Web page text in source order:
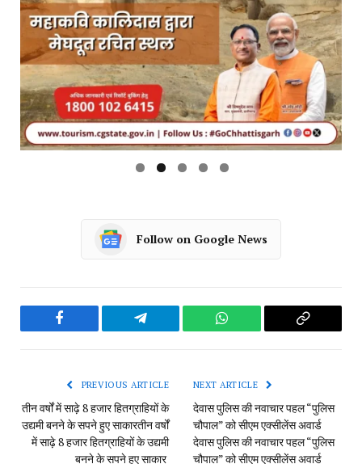
Follow on Google News
Facebook Telegram WhatsApp
Copy
PREVIOUS ARTICLE
तीन वर्षों में साढ़े 8 हजार हितग्राहियों के
उद्यमी बनने के सपने हुए साकार​तीन वर्षों
में साढ़े 8 हजार हितग्राहियों के उद्यमी
बनने के सपने हुए साकार
NEXT ARTICLE
देवास पुलिस की नवाचार पहल “पुलिस
चौपाल” को सीएम एक्सीलेंस अवार्ड​
देवास पुलिस की नवाचार पहल “पुलिस
चौपाल” को सीएम एक्सीलेंस अवार्ड